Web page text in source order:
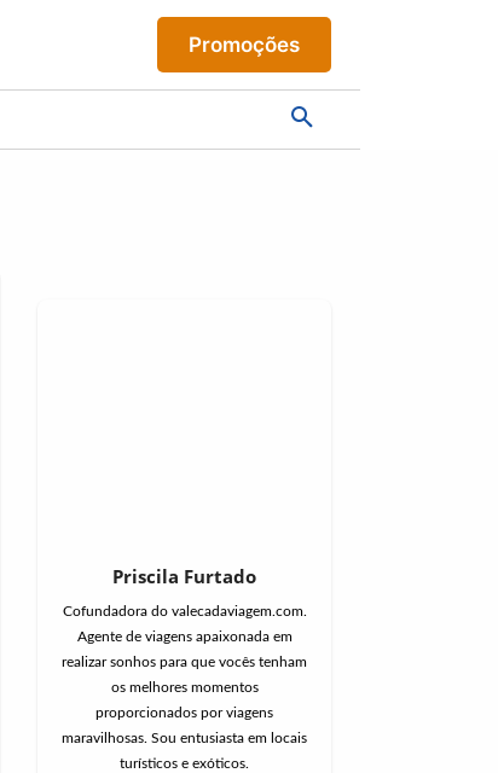
Promoções
Priscila Furtado
Cofundadora do valecadaviagem.com.
Agente de viagens apaixonada em
realizar sonhos para que vocês tenham
os melhores momentos
proporcionados por viagens
maravilhosas. Sou entusiasta em locais
turísticos e exóticos.